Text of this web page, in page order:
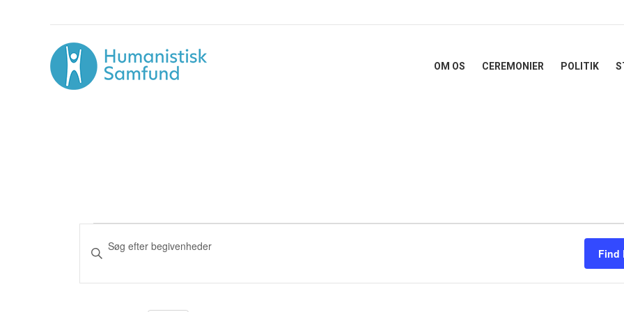
OM OS CEREMONIER POLITIK
Begivenheder
Begivenheder
nøgleord.
Find